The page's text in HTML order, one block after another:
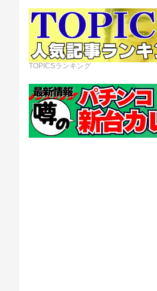
TOPICSランキング